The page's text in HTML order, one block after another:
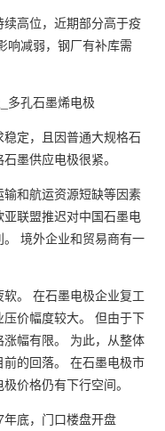
高位，近期部分高于疫
响减弱，钢厂有补库需
定，且因普通大规格石
墨供应电极很紧。
和航运资源短缺等因素
联盟推迟对中国石墨电
境外企业和贸易商有一
。 在石墨电极企业复工
价幅度较大。 但由于下
幅有限。 为此，从整体
前的回落。 在石墨电极市
价格仍有下行空间。
底，门口楼盘开盘